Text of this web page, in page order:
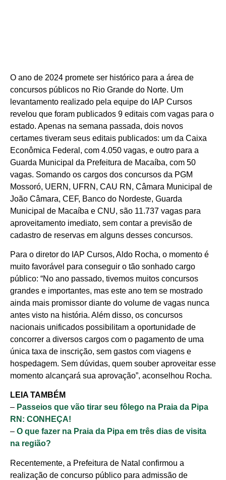
O ano de 2024 promete ser histórico para a área de
concursos públicos no Rio Grande do Norte. Um
levantamento realizado pela equipe do IAP Cursos
revelou que foram publicados 9 editais com vagas para o
estado. Apenas na semana passada, dois novos
certames tiveram seus editais publicados: um da Caixa
Econômica Federal, com 4.050 vagas, e outro para a
Guarda Municipal da Prefeitura de Macaíba, com 50
vagas. Somando os cargos dos concursos da PGM
Mossoró, UERN, UFRN, CAU RN, Câmara Municipal de
João Câmara, CEF, Banco do Nordeste, Guarda
Municipal de Macaíba e CNU, são 11.737 vagas para
aproveitamento imediato, sem contar a previsão de
cadastro de reservas em alguns desses concursos.
Para o diretor do IAP Cursos, Aldo Rocha, o momento é
muito favorável para conseguir o tão sonhado cargo
público: “No ano passado, tivemos muitos concursos
grandes e importantes, mas este ano tem se mostrado
ainda mais promissor diante do volume de vagas nunca
antes visto na história. Além disso, os concursos
nacionais unificados possibilitam a oportunidade de
concorrer a diversos cargos com o pagamento de uma
única taxa de inscrição, sem gastos com viagens e
hospedagem. Sem dúvidas, quem souber aproveitar esse
momento alcançará sua aprovação”, aconselhou Rocha.
LEIA TAMBÉM
– Passeios que vão tirar seu fôlego na Praia da Pipa
RN: CONHEÇA!
– O que fazer na Praia da Pipa em três dias de visita
na região?
Recentemente, a Prefeitura de Natal confirmou a
realização de concurso público para admissão de